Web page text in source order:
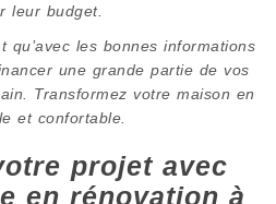
leur budget.
qu’avec les bonnes informations
une grande partie de vos
Transformez votre maison en
et confortable.
projet avec
en rénovation à